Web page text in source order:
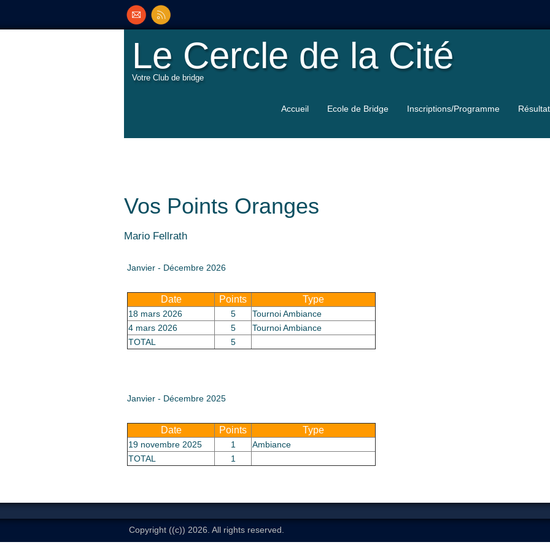
Le Cercle de la Cité
Votre Club de bridge
Accueil Ecole de Bridge Inscriptions/Programme
Vos Points Oranges
Mario Fellrath
Janvier - Décembre 2026
Date Points Type
18 mars 2026 5
Tournoi Ambiance
4 mars 2026
5
Tournoi Ambiance
TOTAL
5
Janvier - Décembre 2025
Date Points Type
19 novembre 2025 1
Ambiance
TOTAL
1
Copyright ((c)) 2026. All rights reserved.